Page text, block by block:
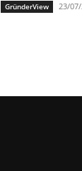
GründerView 23/